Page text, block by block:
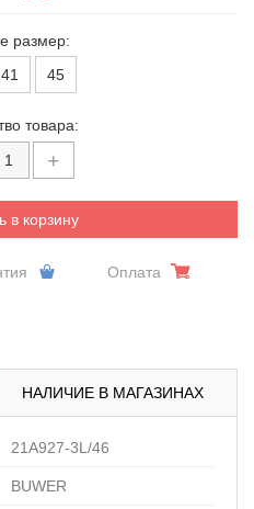
размер:
41 45
товара:
в корзину
Оплата
НАЛИЧИЕ В МАГАЗИНАХ
21A927-3L/46
BUWER